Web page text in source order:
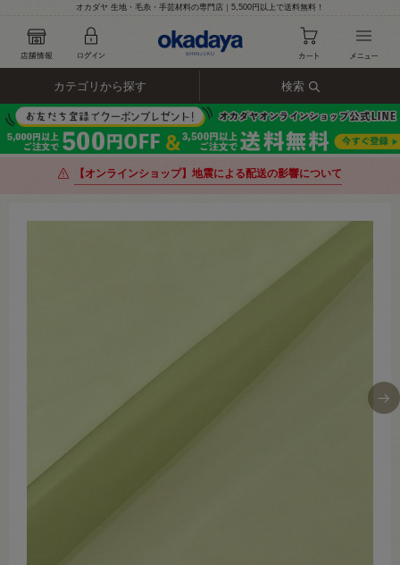
オカダヤ 生地・毛糸・手芸材料の専門店｜5,500円以上で送料無料！
カテゴリから探す 検索
【オンラインショップ】地震による配送の影響について